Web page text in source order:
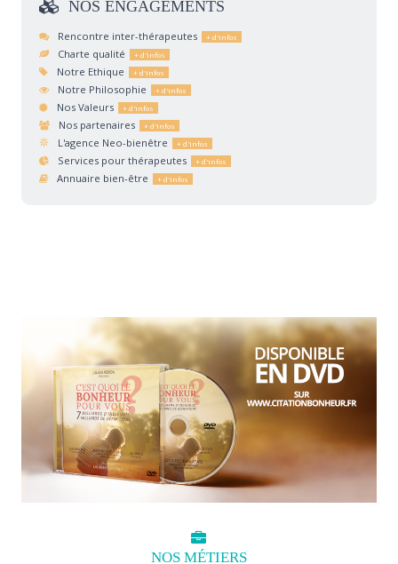
NOS ENGAGEMENTS
Rencontre inter-thérapeutes
Charte qualité
Notre Ethique
Notre Philosophie
Nos Valeurs
Nos partenaires
L'agence Neo-bienêtre
Services pour thérapeutes
Annuaire bien-être
NOS MÉTIERS